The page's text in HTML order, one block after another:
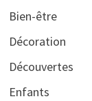
Bien-être
Décoration
Découvertes
Enfants